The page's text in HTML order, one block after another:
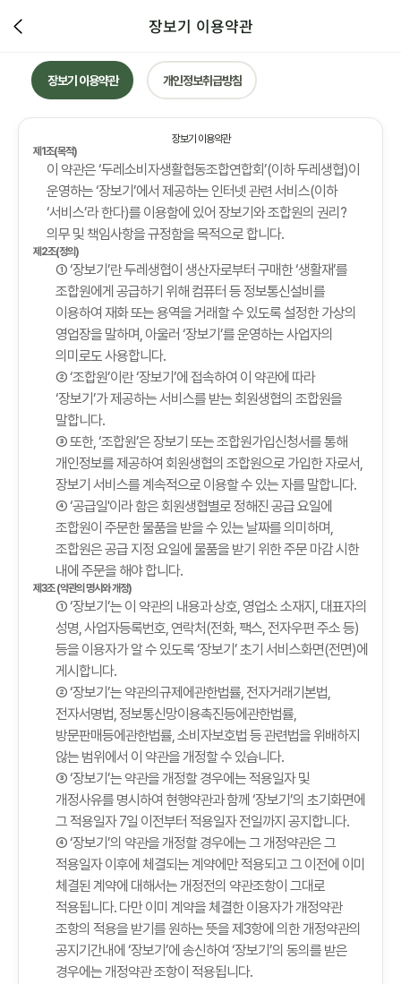
장보기 이용약관
장보기 이용약관 개인정보취급방침
장보기 이용약관
제1조(목적)
이 약관은 ‘두레소비자생활협동조합연합회’(이하 두레생협)이
운영하는 ‘장보기’에서 제공하는 인터넷 관련 서비스(이하
‘서비스’라 한다)를 이용함에 있어 장보기와 조합원의 권리?
의무 및 책임사항을 규정함을 목적으로 합니다.
제2조(정의)
① ‘장보기’란 두레생협이 생산자로부터 구매한 ‘생활재’를
조합원에게 공급하기 위해 컴퓨터 등 정보통신설비를
이용하여 재화 또는 용역을 거래할 수 있도록 설정한 가상의
영업장을 말하며, 아울러 ‘장보기’를 운영하는 사업자의
의미로도 사용합니다.
② ‘조합원’이란 ‘장보기’에 접속하여 이 약관에 따라
‘장보기’가 제공하는 서비스를 받는 회원생협의 조합원을
말합니다.
③ 또한, ‘조합원’은 장보기 또는 조합원가입신청서를 통해
개인정보를 제공하여 회원생협의 조합원으로 가입한 자로서,
장보기 서비스를 계속적으로 이용할 수 있는 자를 말합니다.
④ ‘공급일'이라 함은 회원생협별로 정해진 공급 요일에
조합원이 주문한 물품을 받을 수 있는 날짜를 의미하며,
조합원은 공급 지정 요일에 물품을 받기 위한 주문 마감 시한
내에 주문을 해야 합니다.
제3조 (약관의 명시와 개정)
① ‘장보기’는 이 약관의 내용과 상호, 영업소 소재지, 대표자의
성명, 사업자등록번호, 연락처(전화, 팩스, 전자우편 주소 등)
등을 이용자가 알 수 있도록 ‘장보기’ 초기 서비스화면(전면)에
게시합니다.
② ‘장보기’는 약관의규제에관한법률, 전자거래기본법,
전자서명법, 정보통신망이용촉진등에관한법률,
방문판매등에관한법률, 소비자보호법 등 관련법을 위배하지
않는 범위에서 이 약관을 개정할 수 있습니다.
③ ‘장보기’는 약관을 개정할 경우에는 적용일자 및
개정사유를 명시하여 현행약관과 함께 ‘장보기’의 초기화면에
그 적용일자 7일 이전부터 적용일자 전일까지 공지합니다.
④ ‘장보기’의 약관을 개정할 경우에는 그 개정약관은 그
적용일자 이후에 체결되는 계약에만 적용되고 그 이전에 이미
체결된 계약에 대해서는 개정전의 약관조항이 그대로
적용됩니다. 다만 이미 계약을 체결한 이용자가 개정약관
조항의 적용을 받기를 원하는 뜻을 제3항에 의한 개정약관의
공지기간내에 ‘장보기’에 송신하여 ‘장보기’의 동의를 받은
경우에는 개정약관 조항이 적용됩니다.